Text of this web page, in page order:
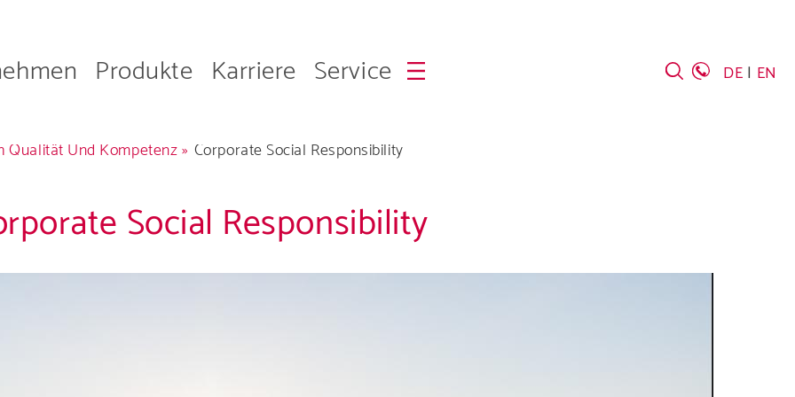
Produkte Karriere Service DE EN
Qualität Und Kompetenz Corporate Social Responsibility
Social Responsibility